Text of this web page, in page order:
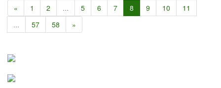
« 1 2 ... 5 6 7 8 9 10
11
...
57 58 »